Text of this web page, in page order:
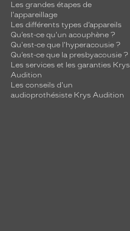
Les grandes étapes de
l'appareillage
Les différents types d’appareils
Qu’est-ce qu'un acouphène ?
Qu'est-ce que l'hyperacousie ?
Qu’est-ce que la presbyacousie ?
Les services et les garanties Krys
Audition
Les conseils d'un
audioprothésiste Krys Audition